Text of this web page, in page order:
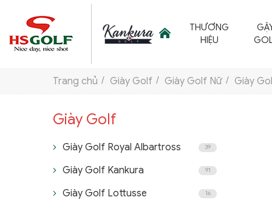
THƯƠNG
HIỆU
Trang chủ Giày Golf Giày Golf Nữ Giày
Giày Golf
Giày Golf Royal Albartross 39
Giày Golf Kankura 91
Giày Golf Lottusse 16